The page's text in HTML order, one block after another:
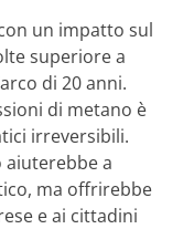
un impatto sul
superiore a
di 20 anni.
di metano è
irreversibili.
aiuterebbe a
ma offrirebbe
e ai cittadini